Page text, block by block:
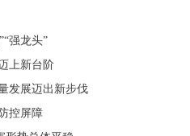
强龙头”
上新台阶
发展迈出新步伐
控屏障